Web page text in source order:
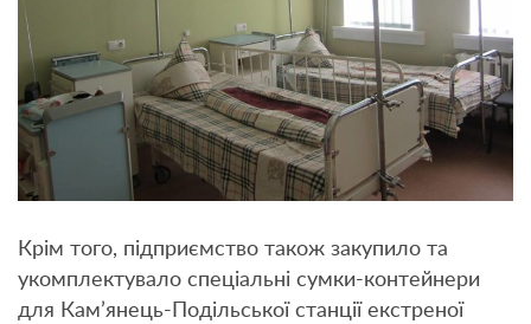
Крім того, підприємство також закупило та
укомплектувало спеціальні сумки-контейнери
для Кам’янець-Подільської станції екстреної